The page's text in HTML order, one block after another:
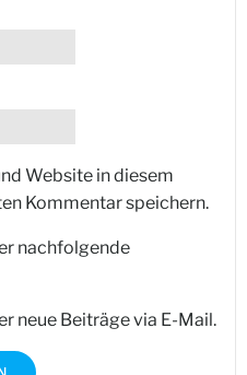
Website in diesem
Kommentar speichern.
nachfolgende
neue Beiträge via E-Mail.